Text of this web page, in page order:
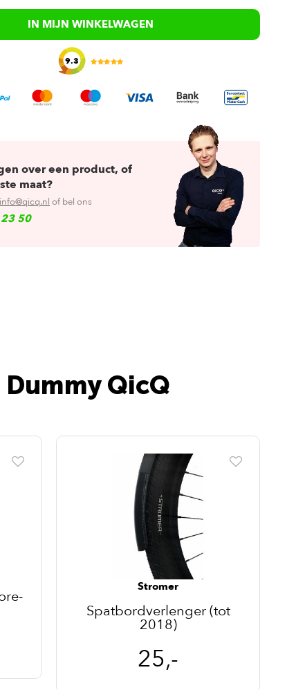
IN MIJN WINKELWAGEN
9.3
over een product, of
maat?
info@qicq.nl of bel ons
50
QicQ
Stromer
Spatbordverlenger (tot
2018)
25,-